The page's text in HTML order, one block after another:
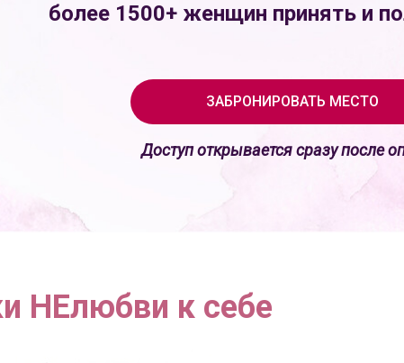
более 1500+ женщин принять и
ЗАБРОНИРОВАТЬ МЕСТО
Доступ открывается сразу после
НЕлюбви к себе